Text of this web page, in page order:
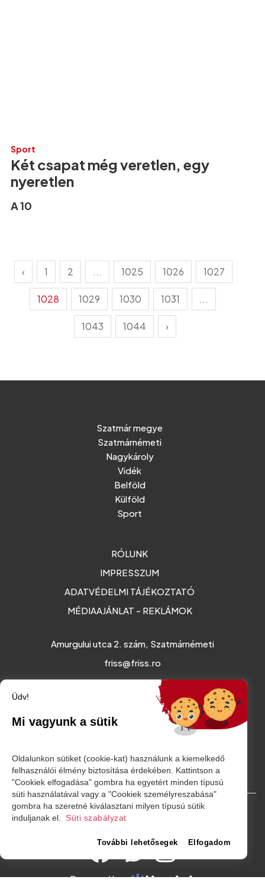
Sport
Két csapat még veretlen, egy
nyeretlen
A 10
‹ 1 2 ... 1025 1026 1027
1028 1029 1030 1031 ...
1043 1044 ›
Szatmár megye
Szatmárnémeti
Nagykároly
Vidék
Belföld
Külföld
Sport
RÓLUNK
IMPRESSZUM
ADATVÉDELMI TÁJÉKOZTATÓ
MÉDIAAJÁNLAT - REKLÁMOK
Amurgului utca 2. szám, Szatmárnémeti
friss@friss.ro
© Minden jog fenntartva. 2026
Powered by
Üdv!
Mi vagyunk a sütik
Oldalunkon sütiket (cookie-kat) használunk a kiemelkedő
felhasználói élmény biztosítása érdekében. Kattintson a
"Cookiek elfogadása" gombra ha egyetért minden típusú
süti használatával vagy a "Cookiek személyreszabása"
gombra ha szeretné kiválasztani milyen típusú sütik
induljanak el.
Süti szabályzat
További lehetősegek Elfogadom